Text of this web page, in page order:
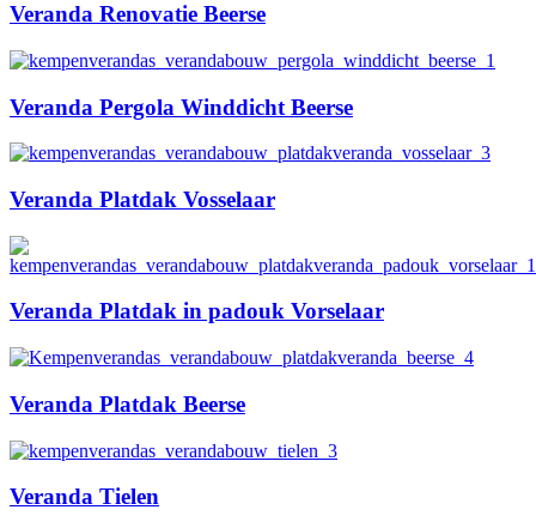
Veranda Renovatie Beerse
Veranda Pergola Winddicht Beerse
Veranda Platdak Vosselaar
Veranda Platdak in padouk Vorselaar
Veranda Platdak Beerse
Veranda Tielen